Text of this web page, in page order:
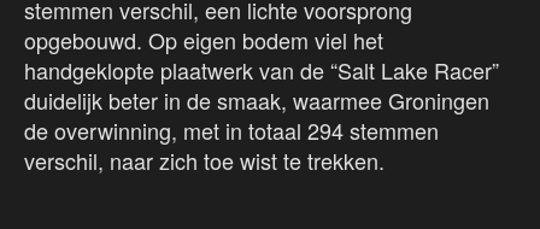
stemmen verschil, een lichte voorsprong
opgebouwd. Op eigen bodem viel het
handgeklopte plaatwerk van de “Salt Lake Racer”
duidelijk beter in de smaak, waarmee Groningen
de overwinning, met in totaal 294 stemmen
verschil, naar zich toe wist te trekken.